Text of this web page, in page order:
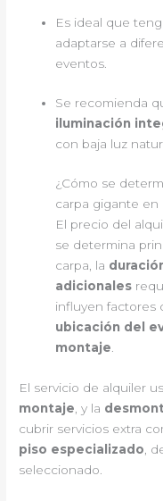
Es ideal que
adaptarse a
eventos.
Se recomienda
iluminación
con baja luz
¿Cómo se
carpa gigante en
El precio del
se determina
carpa, la
adicionales
influyen factores
ubicación del
montaje.
El servicio de alquiler
montaje, y la
cubrir servicios extra
piso especializado,
seleccionado.